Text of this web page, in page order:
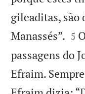
gileaditas, são
Manassés”. 

5
passagens do
Efraim.